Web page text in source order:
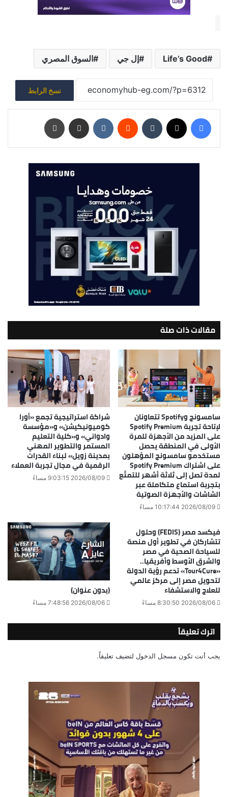
Life’s Good إل جي السوق المصري
نسخ الرابط
مقالات ذات صلة
سامسونج وSpotify تتعاونان
لإتاحة تجربة Spotify Premium
على المزيد من الأجهزة للمرة
الأولى في المنطقة يحصل
مستخدمو سامسونج المؤهلون
على اشتراك Spotify Premium
لمدة تصل إلى ثلاثة أشهر للتمتّع
بتجربة استماع متكاملة عبر
الشاشات والأجهزة الصوتية
2026/08/09 10:17:44 مساءً
شراكة استراتيجية تجمع «أورا
كوميونيكيشن» و«مؤسسة
وادواني» و«كلية التعليم
المستمر والتطوير المهني
بمدينة زويل» لبناء القدرات
الرقمية في مجال تجربة العملاء
2026/08/09 9:03:15 مساءً
فيكسد مصر (FEDIS) وحلول
تتشاركان في تطوير أول منصة
للسياحة الصحية في مصر
والشرق الأوسط وأفريقيا..
«Tour4Cure» تدعم رؤية الدولة
لتحويل مصر إلى مركز عالمي
للعلاج والاستشفاء
2026/08/06 8:30:50 مساءً
(بدون عنوان)
2026/08/06 7:48:56 مساءً
اترك تعليقاً
يجب أنت تكون مسجل الدخول لتضيف تعليقاً.